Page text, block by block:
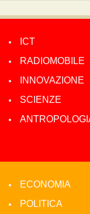
ICT
RADIOMOBILE
INNOVAZIONE
SCIENZE
ECONOMIA
POLITICA